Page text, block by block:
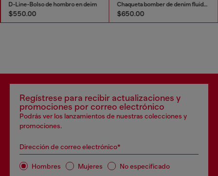
D-Line-Bolso de hombro en deim
$550.00
Chaqueta bomber de denim fluido con lavado oscuro
$650.00
Regístrese para recibir actualizaciones y
promociones por correo electrónico
Podrás ver los lanzamientos de nuestras colecciones y
promociones.
Dirección de correo electrónico*
Hombres Mujeres No especificado